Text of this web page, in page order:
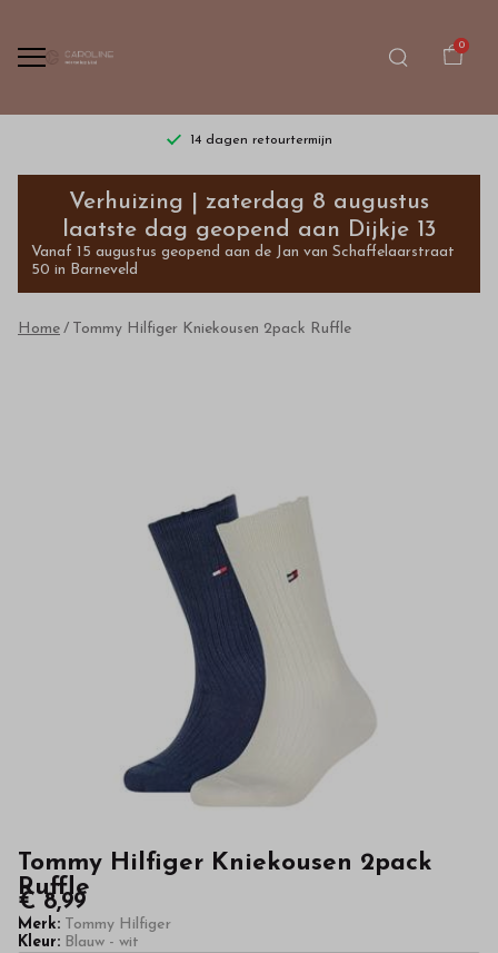
0
14 dagen retourtermijn
Tommy
Hilfiger
Kniekousen
2pack
kinderkleding
webshop
Verhuizing | zaterdag 8 augustus
laatste dag geopend aan Dijkje 13
Vanaf 15 augustus geopend aan de Jan van Schaffelaarstraat
50 in Barneveld
Home Tommy Hilfiger Kniekousen 2pack Ruffle
Tommy Hilfiger Kniekousen 2pack
Ruffle
€ 8,99
Merk: Tommy Hilfiger
Kleur: Blauw - wit